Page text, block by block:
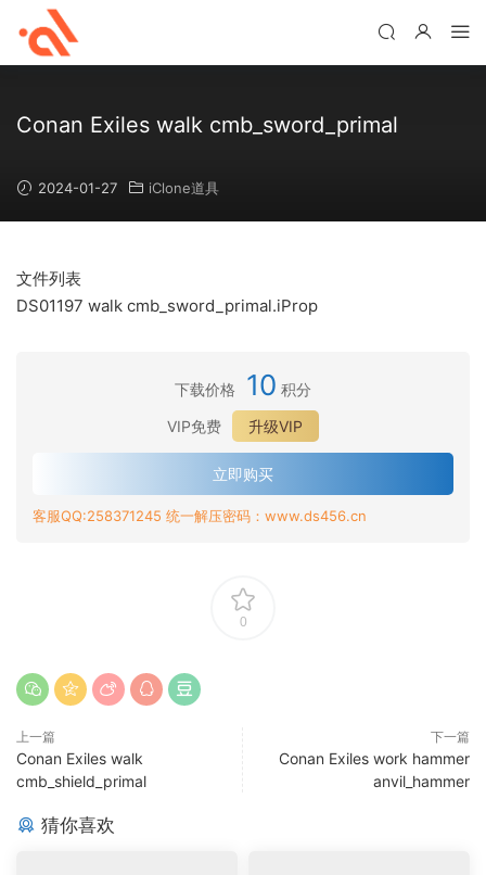
Conan Exiles walk cmb_sword_primal
2024-01-27 iClone道具
文件列表
DS01197 walk cmb_sword_primal.iProp
下载价格 10 积分
VIP免费
升级VIP
立即购买
客服QQ:258371245 统一解压密码：www.ds456.cn
0
上一篇
Conan Exiles walk
cmb_shield_primal
下一篇
Conan Exiles work hammer
anvil_hammer
猜你喜欢